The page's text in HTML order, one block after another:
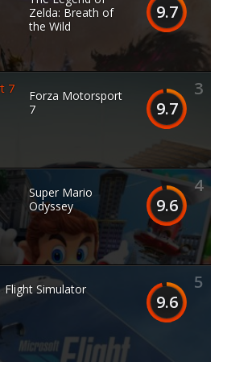
9.7
Zelda: Breath of
the Wild
3
9.7
Forza Motorsport
7
4
9.6
Super Mario
Odyssey
5
9.6
Flight Simulator